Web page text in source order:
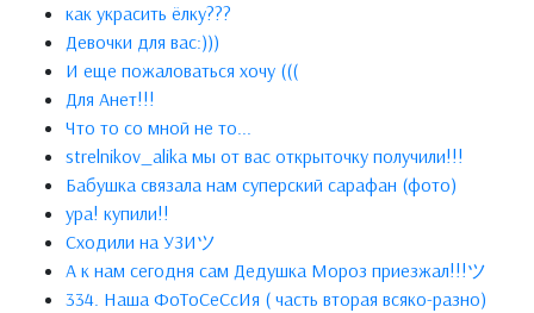
как украсить ёлку???
Девочки для вас:)))
И еще пожаловаться хочу (((
Для Анет!!!
Что то со мной не то...
strelnikov_alika мы от вас открыточку получили!!!
Бабушка связала нам суперский сарафан (фото)
ура! купили!!
Сходили на УЗИツ
А к нам сегодня сам Дедушка Мороз приезжал!!!ツ
334. Наша ФоТоСеСсИя ( часть вторая всяко-разно)